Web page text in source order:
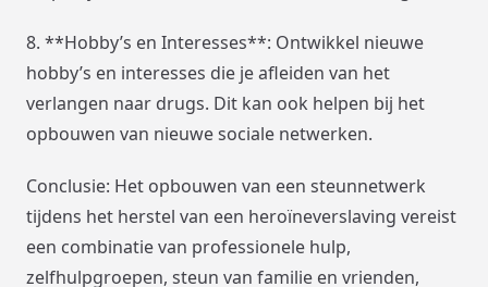
8. **Hobby’s en Interesses**: Ontwikkel nieuwe
hobby’s en interesses die je afleiden van het
verlangen naar drugs. Dit kan ook helpen bij het
opbouwen van nieuwe sociale netwerken.
Conclusie: Het opbouwen van een steunnetwerk
tijdens het herstel van een heroïneverslaving vereist
een combinatie van professionele hulp,
zelfhulpgroepen, steun van familie en vrienden,